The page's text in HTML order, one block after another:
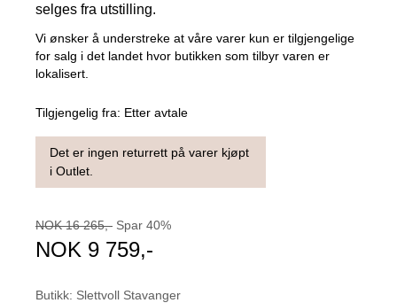
selges fra utstilling.
Vi ønsker å understreke at våre varer kun er tilgjengelige
for salg i det landet hvor butikken som tilbyr varen er
lokalisert.
Tilgjengelig fra: Etter avtale
Det er ingen returrett på varer kjøpt
i Outlet.
NOK 16 265,- Spar 40%
NOK 9 759,-
Butikk: Slettvoll Stavanger